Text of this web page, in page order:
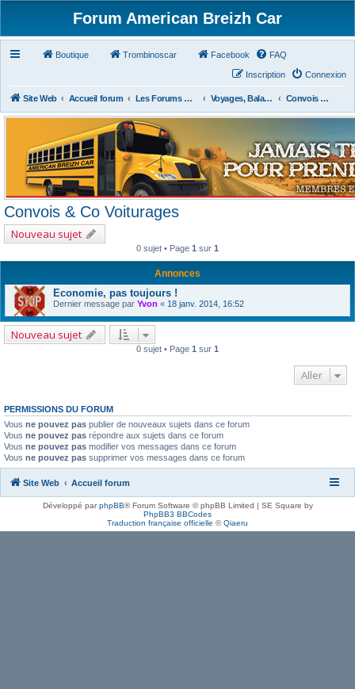
Forum American Breizh Car
Boutique Trombinoscar Facebook FAQ
Connexion
Inscription
Site Web Accueil forum Les Forums Divers Voyages, Balades, Expos, Salons, Concerts, Festivals Convois & Co Voiturages
Convois & Co Voiturages
Nouveau sujet
0 sujet • Page 1 sur 1
Annonces
Economie, pas toujours !
Dernier message par Yvon « 18 janv. 2014, 16:52
Nouveau sujet
0 sujet • Page 1 sur 1
Aller
PERMISSIONS DU FORUM
Vous ne pouvez pas publier de nouveaux sujets dans ce forum
Vous ne pouvez pas répondre aux sujets dans ce forum
Vous ne pouvez pas modifier vos messages dans ce forum
Vous ne pouvez pas supprimer vos messages dans ce forum
Site Web Accueil forum
Développé parphpBB® Forum Software © phpBB Limited | SE Square by
PhpBB3 BBCodes
Traduction française officielle ©Qiaeru